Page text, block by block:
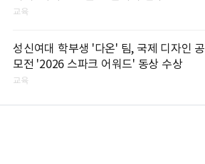
교육
성신여대 학부생 '다온' 팀, 국제 디자인 공
모전 '2026 스파크 어워드' 동상 수상
교육